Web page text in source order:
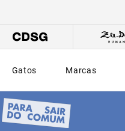
Gatos Marcas